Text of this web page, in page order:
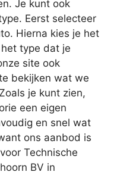
Je kunt ook
Eerst selecteer
Hierna kies je het
type dat je
site ook
bekijken wat we
je kunt zien,
een eigen
en snel wat
ons aanbod is
Technische
BV in